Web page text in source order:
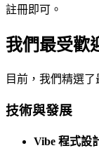
註冊即可。
我們最受歡
目前，我們精選了
技術與發展
Vibe 程式設